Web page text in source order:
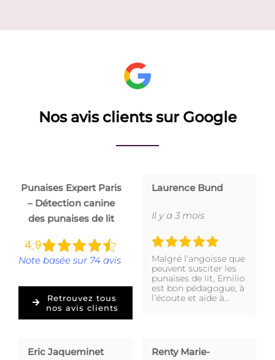
Nos avis clients sur Google
Punaises Expert Paris
– Détection canine
des punaises de lit
Note basée sur 74 avis
Retrouvez tous
nos avis clients
Laurence Bund
Il y a 3 mois
Malgré l’angoisse que
peuvent susciter les
punaises de lit, Emilio
est bon pédagogue, à
l’écoute et aide à…
Eric Jaqueminet
Renty Marie-